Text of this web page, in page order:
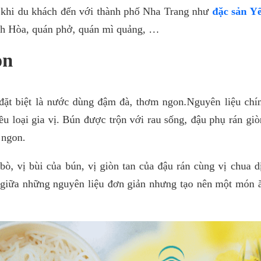
du khách đến với thành phố Nha Trang như đặc sản
Hòa, quán phở, quán mì quảng, …
biệt là nước dùng đậm đà, thơm ngon.Nguyên liệu
loại gia vị. Bún được trộn với rau sống, đậu phụ rán
vị bùi của bún, vị giòn tan của đậu rán cùng vị chua
những nguyên liệu đơn giản nhưng tạo nên một món